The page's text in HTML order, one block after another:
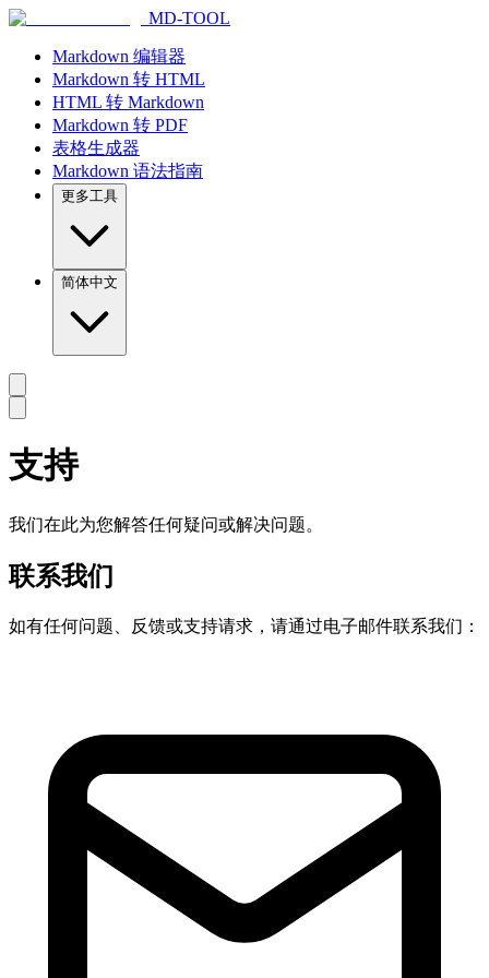
MD-TOOL
Markdown 编辑器
Markdown 转 HTML
HTML 转 Markdown
Markdown 转 PDF
表格生成器
Markdown 语法指南
更多工具
简体中文
支持
我们在此为您解答任何疑问或解决问题。
联系我们
如有任何问题、反馈或支持请求，请通过电子邮件联系我们：